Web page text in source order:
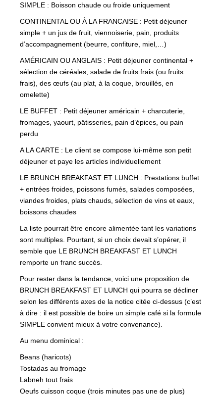
SIMPLE : Boisson chaude ou froide uniquement
CONTINENTAL OU À LA FRANCAISE : Petit déjeuner
simple + un jus de fruit, viennoiserie, pain, produits
d’accompagnement (beurre, confiture, miel,…)
AMÉRICAIN OU ANGLAIS : Petit déjeuner continental +
sélection de céréales, salade de fruits frais (ou fruits
frais), des œufs (au plat, à la coque, brouillés, en
omelette)
LE BUFFET : Petit déjeuner américain + charcuterie,
fromages, yaourt, pâtisseries, pain d’épices, ou pain
perdu
A LA CARTE : Le client se compose lui-même son petit
déjeuner et paye les articles individuellement
LE BRUNCH BREAKFAST ET LUNCH : Prestations buffet
+ entrées froides, poissons fumés, salades composées,
viandes froides, plats chauds, sélection de vins et eaux,
boissons chaudes
La liste pourrait être encore alimentée tant les variations
sont multiples. Pourtant, si un choix devait s’opérer, il
semble que LE BRUNCH BREAKFAST ET LUNCH
remporte un franc succès.
Pour rester dans la tendance, voici une proposition de
BRUNCH BREAKFAST ET LUNCH qui pourra se décliner
selon les différents axes de la notice citée ci-dessus (c’est
à dire : il est possible de boire un simple café si la formule
SIMPLE convient mieux à votre convenance).
Au menu dominical :
Beans (haricots)
Tostadas au fromage
Labneh tout frais
Oeufs cuisson coque (trois minutes pas une de plus)